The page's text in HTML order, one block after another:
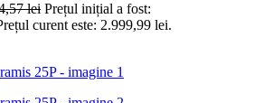
lei Prețul inițial a fost:
curent este: 2.999,99 lei.